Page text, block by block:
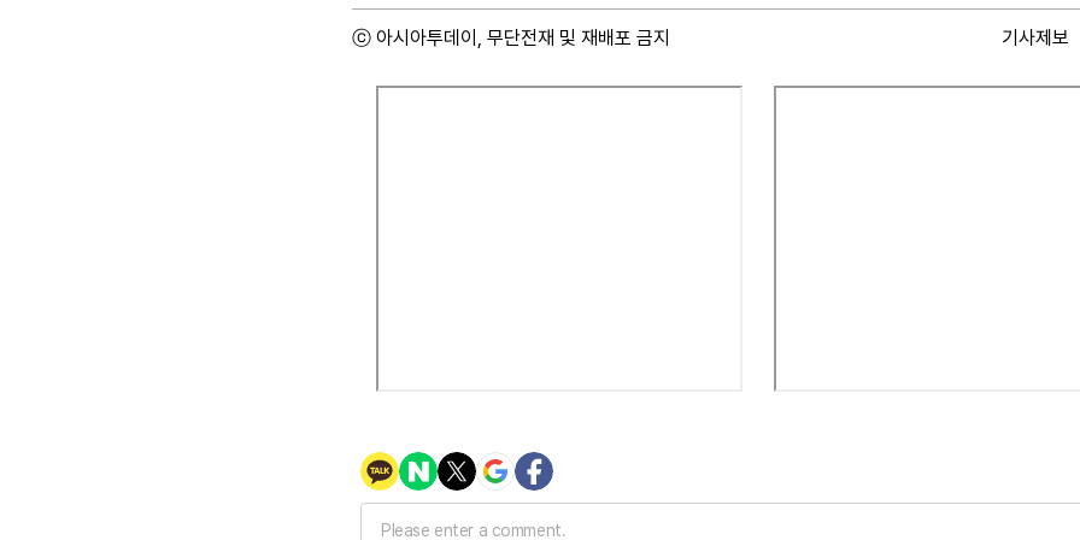
ⓒ 아시아투데이, 무단전재 및 재배포 금지 기사제보